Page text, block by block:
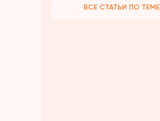
ВСЕ СТАТЬИ ПО ТЕМЕ